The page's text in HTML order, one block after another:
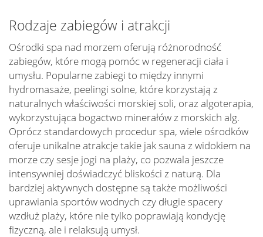
Rodzaje zabiegów i atrakcji
Ośrodki spa nad morzem oferują różnorodność
zabiegów, które mogą pomóc w regeneracji ciała i
umysłu. Popularne zabiegi to między innymi
hydromasaże, peelingi solne, które korzystają z
naturalnych właściwości morskiej soli, oraz algoterapia,
wykorzystująca bogactwo minerałów z morskich alg.
Oprócz standardowych procedur spa, wiele ośrodków
oferuje unikalne atrakcje takie jak sauna z widokiem na
morze czy sesje jogi na plaży, co pozwala jeszcze
intensywniej doświadczyć bliskości z naturą. Dla
bardziej aktywnych dostępne są także możliwości
uprawiania sportów wodnych czy długie spacery
wzdłuż plaży, które nie tylko poprawiają kondycję
fizyczną, ale i relaksują umysł.